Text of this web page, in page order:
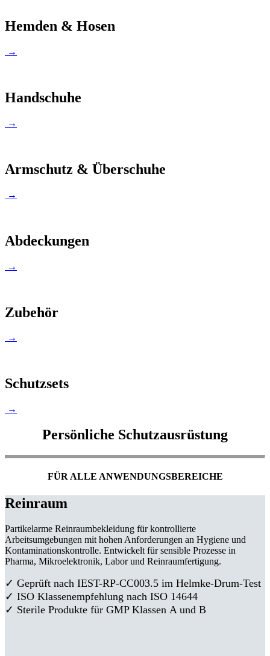
Hemden & Hosen
→
Handschuhe
→
Armschutz & Überschuhe
→
Abdeckungen
→
Zubehör
→
Schutzsets
→
Persönliche Schutzausrüstung
FÜR ALLE ANWENDUNGSBEREICHE
Reinraum
Partikelarme Reinraumbekleidung für kontrollierte
Arbeitsumgebungen mit hohen Anforderungen an Hygiene und
Kontaminationskontrolle. Entwickelt für sensible Prozesse in
Pharma, Mikroelektronik, Labor und Reinraumfertigung.
✓ Geprüft nach IEST-RP-CC003.5 im Helmke-Drum-Test
✓ ISO Klassenempfehlung nach ISO 14644
✓ Sterile Produkte für GMP Klassen A und B